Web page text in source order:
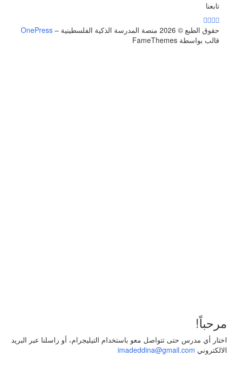
تابعنا
حقوق الطبع © 2026 منصة المدرسة الذكية الفلسطينية –
OnePress
قالب بواسطة FameThemes
مرحباً!
اختار أي مدرس حتى تتواصل معو باستخدام التيليجرام، أو راسلنا عبر البريد
الالكتروني imadeddina@gmail.com